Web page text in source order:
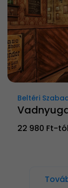
Beltéri
22 980 Ft-tól